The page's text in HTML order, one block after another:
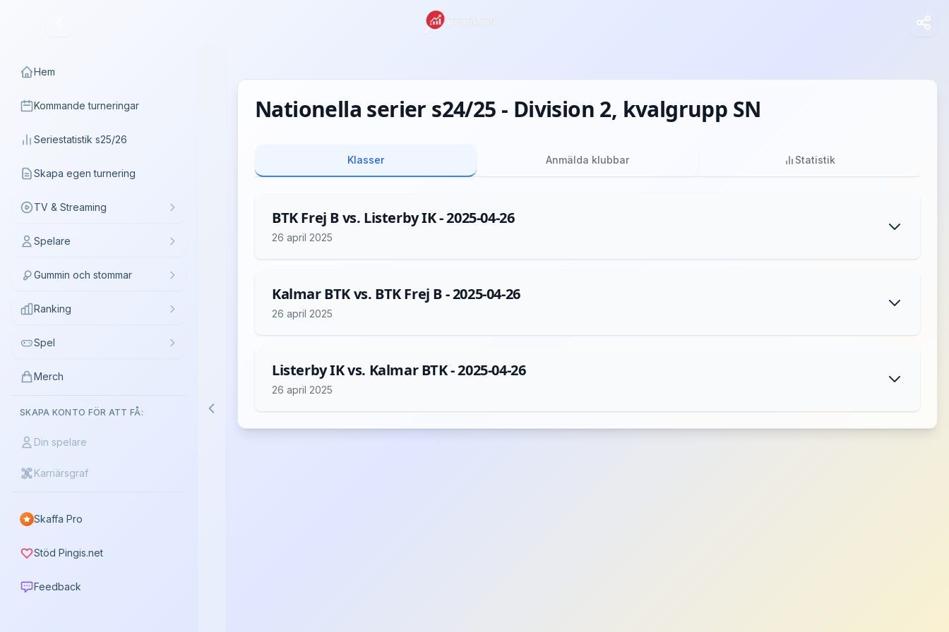
Hem
Kommande turneringar
Seriestatistik s25/26
Skapa egen turnering
TV & Streaming
Spelare
Gummin och stommar
Ranking
Spel
Merch
SKAPA KONTO FÖR ATT FÅ:
Din spelare
Karriärsgraf
Skaffa Pro
Stöd Pingis.net
Feedback
Nationella serier s24/25 - Division 2, kvalgrupp SN
Klasser Anmälda klubbar Statistik
BTK Frej B vs. Listerby IK - 2025-04-26
26 april 2025
Kalmar BTK vs. BTK Frej B - 2025-04-26
26 april 2025
Listerby IK vs. Kalmar BTK - 2025-04-26
26 april 2025